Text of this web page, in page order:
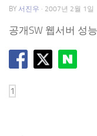
BY 서진우 · 2007년 2월 1일
공개SW 웹서버 성